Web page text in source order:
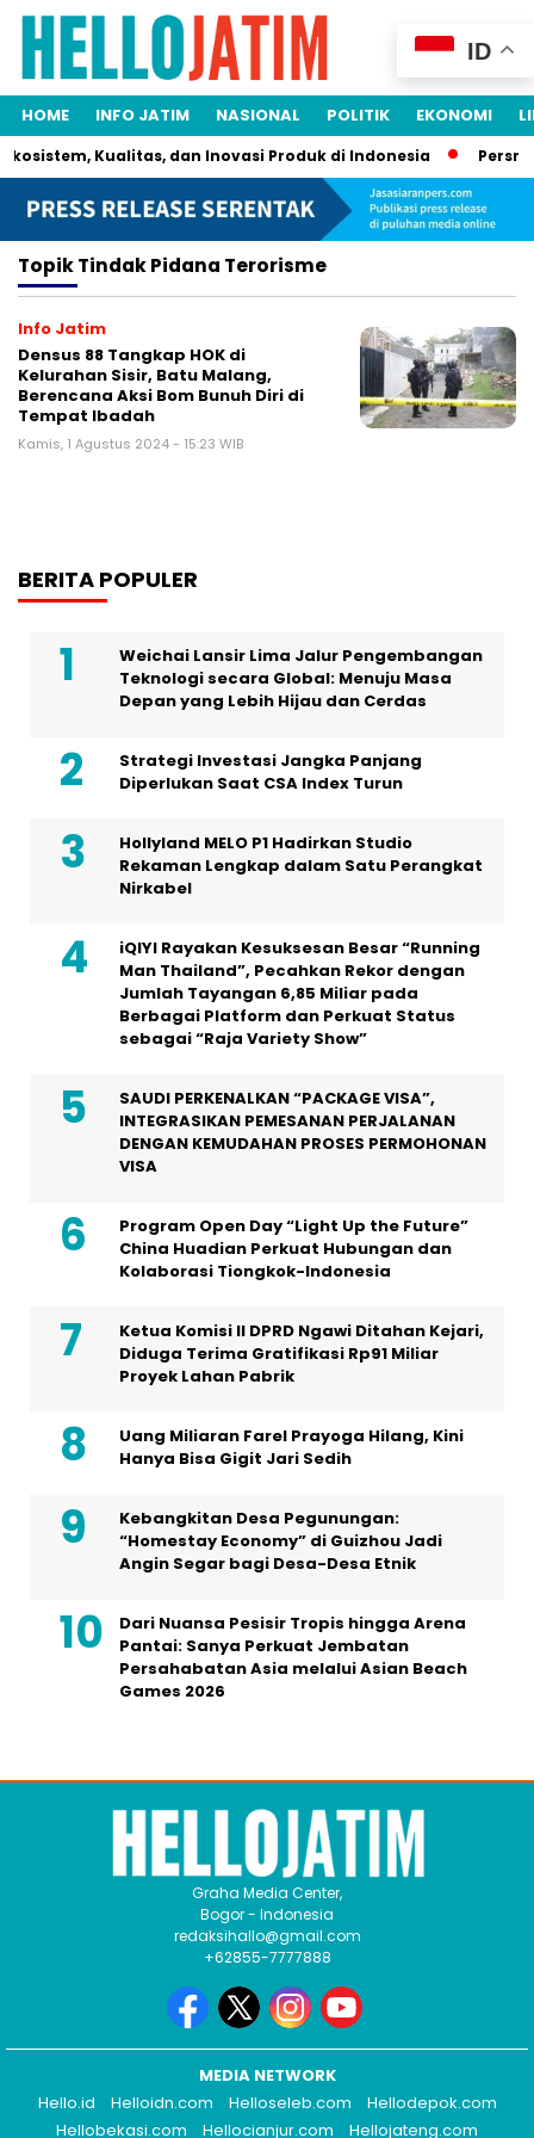
HOME INFO JATIM NASIONAL POLITIK EKONOMI
Kualitas, dan Inovasi Produk di Indonesia
TopikTindak Pidana Terorisme
Info Jatim
Densus 88 Tangkap HOK di
Kelurahan Sisir, Batu Malang,
Berencana Aksi Bom Bunuh Diri di
Tempat Ibadah
Kamis, 1 Agustus 2024 - 15:23 WIB
BERITA POPULER
Weichai Lansir Lima Jalur Pengembangan
Teknologi secara Global: Menuju Masa
Depan yang Lebih Hijau dan Cerdas
Strategi Investasi Jangka Panjang
Diperlukan Saat CSA Index Turun
Hollyland MELO P1 Hadirkan Studio
Rekaman Lengkap dalam Satu Perangkat
Nirkabel
iQIYI Rayakan Kesuksesan Besar “Running
Man Thailand”, Pecahkan Rekor dengan
Jumlah Tayangan 6,85 Miliar pada
Berbagai Platform dan Perkuat Status
sebagai “Raja Variety Show”
SAUDI PERKENALKAN “PACKAGE VISA”,
INTEGRASIKAN PEMESANAN PERJALANAN
DENGAN KEMUDAHAN PROSES PERMOHONAN
VISA
Program Open Day “Light Up the Future”
China Huadian Perkuat Hubungan dan
Kolaborasi Tiongkok-Indonesia
Ketua Komisi II DPRD Ngawi Ditahan Kejari,
Diduga Terima Gratifikasi Rp91 Miliar
Proyek Lahan Pabrik
Uang Miliaran Farel Prayoga Hilang, Kini
Hanya Bisa Gigit Jari Sedih
Kebangkitan Desa Pegunungan:
“Homestay Economy” di Guizhou Jadi
Angin Segar bagi Desa-Desa Etnik
Dari Nuansa Pesisir Tropis hingga Arena
Pantai: Sanya Perkuat Jembatan
Persahabatan Asia melalui Asian Beach
Games 2026
ID
Graha Media Center,
Bogor - Indonesia
redaksihallo@gmail.com
+62855-7777888
MEDIA NETWORK
Hello.id
Helloidn.com Helloseleb.com
Hellodepok.com
Hellobekasi.com
Hellocianjur.com Hellojateng.com